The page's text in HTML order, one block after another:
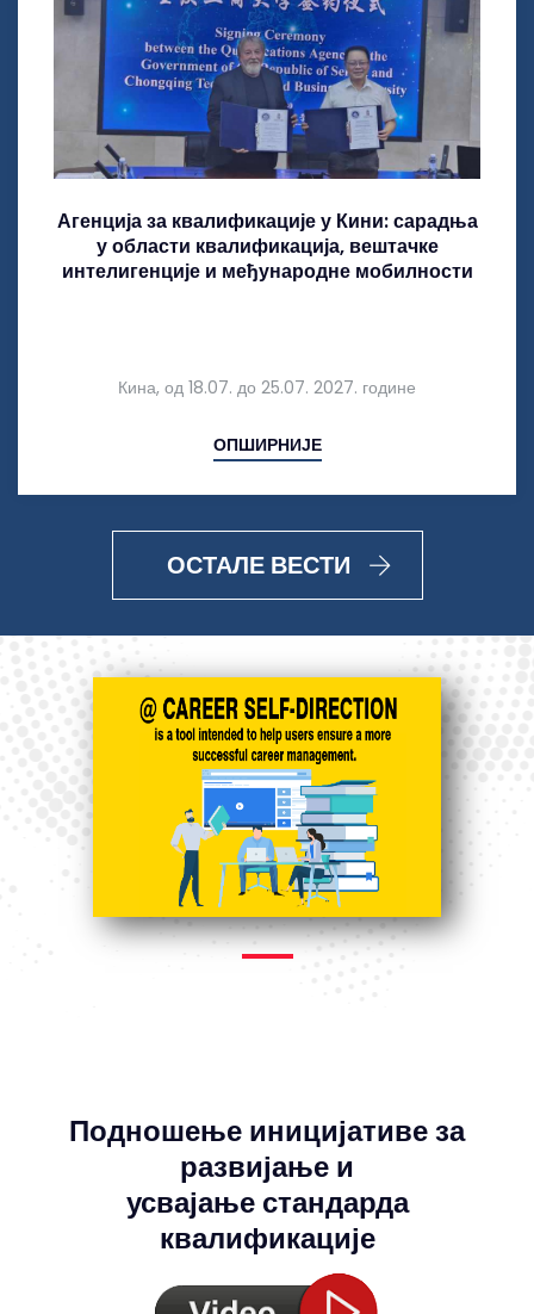
Агенција за квалификације у Кини: сарадња
у области квалификација, вештачке
интелигенције и међународне мобилности
Кина, од 18.07. до 25.07. 2027. године
ОПШИРНИЈЕ
ОСТАЛЕ ВЕСТИ
Подношење иницијативе за
развијање и
усвајање стандарда
квалификације